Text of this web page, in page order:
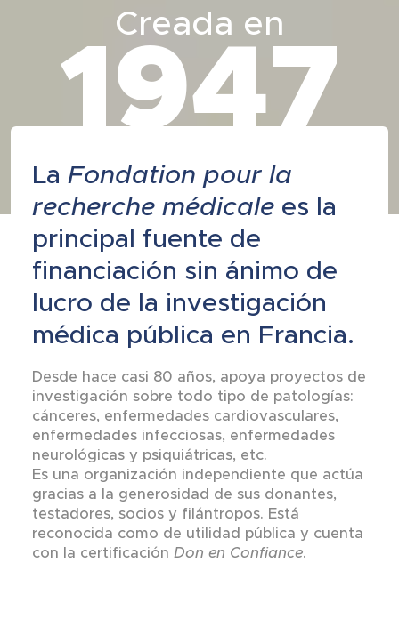
Creada en
1947
La Fondation pour la
recherche médicalees la
principal fuente de
financiación sin ánimo de
lucro de la investigación
médica pública en Francia.
Desde hace casi 80 años, apoya proyectos de
investigación sobre todo tipo de patologías:
cánceres, enfermedades cardiovasculares,
enfermedades infecciosas, enfermedades
neurológicas y psiquiátricas, etc.
Es una organización independiente que actúa
gracias a la generosidad de sus donantes,
testadores, socios y filántropos. Está
reconocida como de utilidad pública y cuenta
con la certificación Don en Confiance.